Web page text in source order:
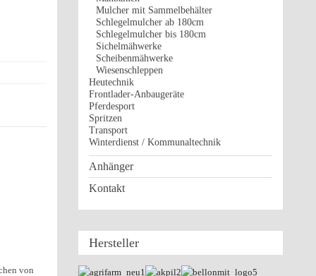
von
Mulcher mit Sammelbehälter
Schlegelmulcher ab 180cm
Schlegelmulcher bis 180cm
Sichelmähwerke
Scheibenmähwerke
Wiesenschleppen
Heutechnik
Frontlader-Anbaugeräte
Pferdesport
Spritzen
Transport
Winterdienst / Kommunaltechnik
Anhänger
Kontakt
Hersteller